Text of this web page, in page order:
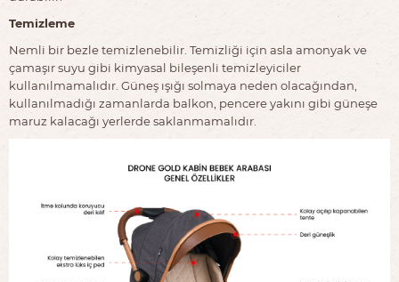
Temizleme
Nemli bir bezle temizlenebilir. Temizliği için asla amonyak ve
çamaşır suyu gibi kimyasal bileşenli temizleyiciler
kullanılmamalıdır. Güneş ışığı solmaya neden olacağından,
kullanılmadığı zamanlarda balkon, pencere yakını gibi güneşe
maruz kalacağı yerlerde saklanmamalıdır.